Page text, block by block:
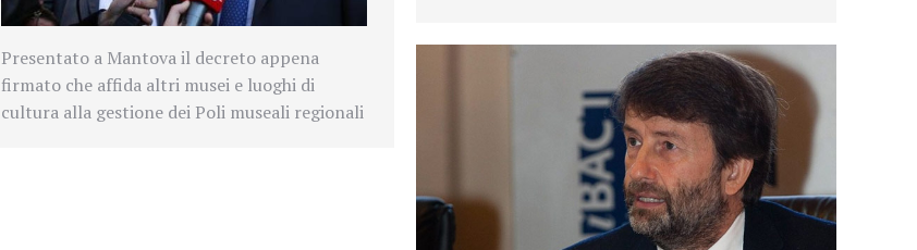
Presentato a Mantova il decreto appena
firmato che affida altri musei e luoghi di
cultura alla gestione dei Poli museali regionali